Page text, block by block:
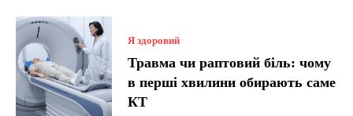
Я здоровий
Травма чи раптовий біль: чому
в перші хвилини обирають саме
КТ